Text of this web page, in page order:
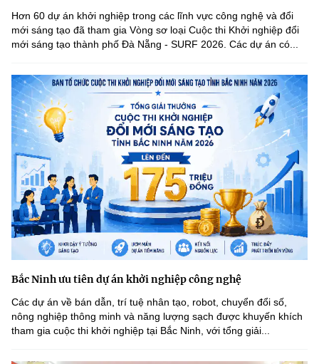
Hơn 60 dự án khởi nghiệp trong các lĩnh vực công nghệ và đổi
mới sáng tạo đã tham gia Vòng sơ loại Cuộc thi Khởi nghiệp đổi
mới sáng tạo thành phố Đà Nẵng - SURF 2026. Các dự án có...
Bắc Ninh ưu tiên dự án khởi nghiệp công nghệ
Các dự án về bán dẫn, trí tuệ nhân tạo, robot, chuyển đổi số,
nông nghiệp thông minh và năng lượng sạch được khuyến khích
tham gia cuộc thi khởi nghiệp tại Bắc Ninh, với tổng giải...